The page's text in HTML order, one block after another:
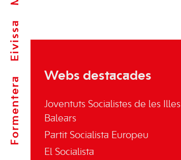
Formentera
Eivissa
Webs destacades
Joventuts Socialistes de les Illes
Balears
Partit Socialista Europeu
El Socialista